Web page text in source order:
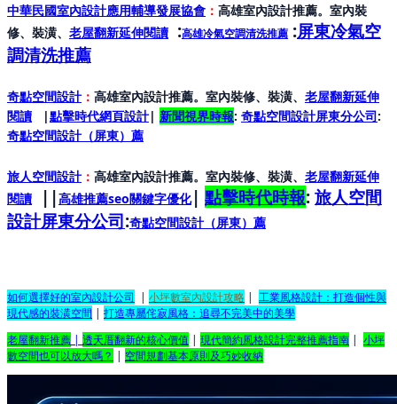
中華民國室內設計應用輔導發展協會 ： 高雄室內設計推薦。室內裝
修、裝潢、 老屋翻新延伸閱讀 :高雄冷氣空調清洗推薦 :屏東冷氣空
調清洗推薦
奇點空間設計： 高雄室內設計推薦。室內裝修、裝潢、 老屋翻新延伸
閱讀 |點擊時代網頁設計| 新聞視界時報: 奇點空間設計屏東分公司:
奇點空間設計（屏東） 薦
旅人空間設計： 高雄室內設計推薦。室內裝修、裝潢、 老屋翻新延伸
閱讀
||高雄推薦seo關鍵字優化| 點擊時代時報: 旅人空間
設計屏東分公司:奇點空間設計（屏東） 薦
如何選擇好的室內設計公司 | 小坪數室內設計攻略 | 工業風格設計：打造個性與
現代感的裝潢空間 | 打造專屬侘寂風格：追尋不完美中的美學
老屋翻新推薦 | 透天厝翻新的核心價值 | 現代簡約風格設計完整推薦指南 | 小坪
數空間也可以放大嗎？ | 空間規劃基本原則及巧妙收納